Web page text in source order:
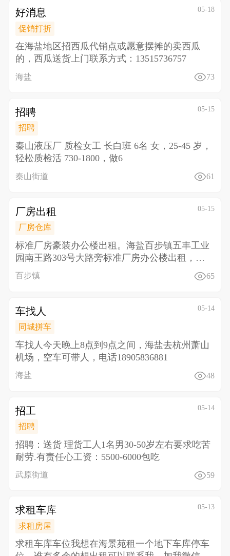
好消息 05-18
促销打折
在海盐地区招西瓜代销点或愿意摆摊的卖西瓜
的，西瓜送货上门联系方式：13515736757
海盐 73
招聘 05-15
招聘
秦山液压厂 质检女工 长白班 6名 女，25-45 岁，
轻松质检活 730-1800，做6
秦山街道 61
厂房出租 05-15
厂房仓库
标准厂房豪装办公楼出租。海盐百步镇五丰工业
园南王路303号大路旁标准厂房办公楼出租，三
楼面积2300
百步镇 65
车找人 05-14
同城拼车
车找人 今天晚上8点到9点之间，海盐去杭州萧山
机场，空车可带人，电话18905836881
海盐 48
招工 05-14
招聘
招聘：送货 理货工人1名男30-50岁左右 要求吃苦
耐劳.有责任心 工资：5500-6000包吃
武原街道 59
求租车库 05-13
求租房屋
求租车库车位 我想在海景苑租一个地下车库停车